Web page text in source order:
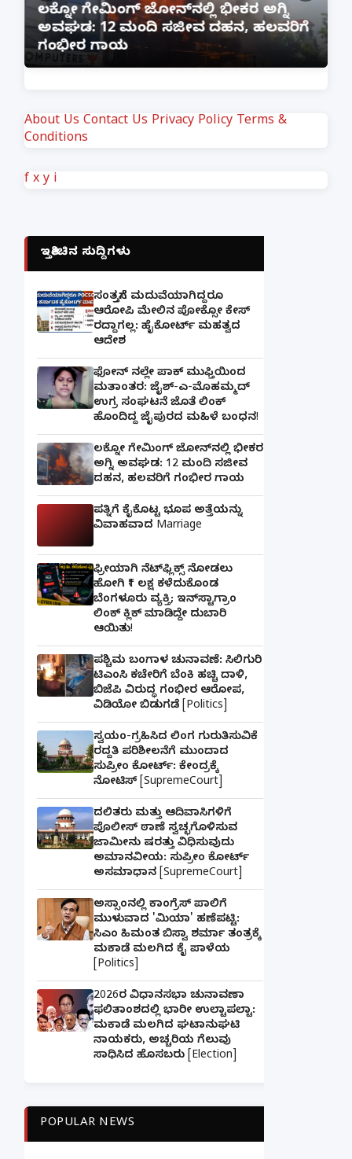
ಲಕ್ನೋ ಗೇಮಿಂಗ್ ಜೋನ್‌ನಲ್ಲಿ ಭೀಕರ ಅಗ್ನಿ
ಅವಘಡ: 12 ಮಂದಿ ಸಜೀವ ದಹನ, ಹಲವರಿಗೆ
ಗಂಭೀರ ಗಾಯ
About Us Contact Us Privacy Policy Terms &
Conditions
f x y i
ಇತ್ತೀಚಿನ ಸುದ್ದಿಗಳು
ಸಂತ್ರಸ್ತೆಗೆ ಮದುವೆಯಾಗಿದ್ದರೂ
ಆರೋಪಿ ಮೇಲಿನ ಪೋಕ್ಸೋ ಕೇಸ್
ರದ್ದಾಗಲ್ಲ: ಹೈಕೋರ್ಟ್ ಮಹತ್ವದ
ಆದೇಶ
ಫೋನ್ ನಲ್ಲೇ ಪಾಕ್ ಮುಫ್ತಿಯಿಂದ
ಮತಾಂತರ: ಜೈಶ್-ಎ-ಮೊಹಮ್ಮದ್
ಉಗ್ರ ಸಂಘಟನೆ ಜೊತೆ ಲಿಂಕ್
ಹೊಂದಿದ್ದ ಜೈಪುರದ ಮಹಿಳೆ ಬಂಧನ!
ಲಕ್ನೋ ಗೇಮಿಂಗ್ ಜೋನ್‌ನಲ್ಲಿ ಭೀಕರ
ಅಗ್ನಿ ಅವಘಡ: 12 ಮಂದಿ ಸಜೀವ
ದಹನ, ಹಲವರಿಗೆ ಗಂಭೀರ ಗಾಯ
ಪತ್ನಿಗೆ ಕೈಕೊಟ್ಟ ಭೂಪ ಅತ್ತೆಯನ್ನು
ವಿವಾಹವಾದ Marriage
ಫ್ರೀಯಾಗಿ ನೆಟ್‌ಫ್ಲಿಕ್ಸ್ ನೋಡಲು
ಹೋಗಿ ₹1 ಲಕ್ಷ ಕಳೆದುಕೊಂಡ
ಬೆಂಗಳೂರು ವ್ಯಕ್ತಿ; ಇನ್‌ಸ್ಟಾಗ್ರಾಂ
ಲಿಂಕ್ ಕ್ಲಿಕ್ ಮಾಡಿದ್ದೇ ದುಬಾರಿ
ಆಯಿತು!
ಪಶ್ಚಿಮ ಬಂಗಾಳ ಚುನಾವಣೆ: ಸಿಲಿಗುರಿ
ಟಿಎಂಸಿ ಕಚೇರಿಗೆ ಬೆಂಕಿ ಹಚ್ಚಿ ದಾಳಿ,
ಬಿಜೆಪಿ ವಿರುದ್ಧ ಗಂಭೀರ ಆರೋಪ,
ವಿಡಿಯೋ ಬಿಡುಗಡೆ [Politics]
ಸ್ವಯಂ-ಗ್ರಹಿಸಿದ ಲಿಂಗ ಗುರುತಿಸುವಿಕೆ
ರದ್ದತಿ ಪರಿಶೀಲನೆಗೆ ಮುಂದಾದ
ಸುಪ್ರೀಂ ಕೋರ್ಟ್: ಕೇಂದ್ರಕ್ಕೆ
ನೋಟಿಸ್ [SupremeCourt]
ದಲಿತರು ಮತ್ತು ಆದಿವಾಸಿಗಳಿಗೆ
ಪೊಲೀಸ್ ಠಾಣೆ ಸ್ವಚ್ಛಗೊಳಿಸುವ
ಜಾಮೀನು ಷರತ್ತು ವಿಧಿಸುವುದು
ಅಮಾನವೀಯ: ಸುಪ್ರೀಂ ಕೋರ್ಟ್
ಅಸಮಾಧಾನ [SupremeCourt]
ಅಸ್ಸಾಂನಲ್ಲಿ ಕಾಂಗ್ರೆಸ್ ಪಾಲಿಗೆ
ಮುಳುವಾದ 'ಮಿಯಾ' ಹಣೆಪಟ್ಟಿ:
ಸಿಎಂ ಹಿಮಂತ ಬಿಸ್ವಾ ಶರ್ಮಾ ತಂತ್ರಕ್ಕೆ
ಮಕಾಡೆ ಮಲಗಿದ ಕೈ ಪಾಳೆಯ
[Politics]
2026ರ ವಿಧಾನಸಭಾ ಚುನಾವಣಾ
ಫಲಿತಾಂಶದಲ್ಲಿ ಭಾರೀ ಉಲ್ಟಾಪಲ್ಟಾ:
ಮಕಾಡೆ ಮಲಗಿದ ಘಟಾನುಘಟಿ
ನಾಯಕರು, ಅಚ್ಚರಿಯ ಗೆಲುವು
ಸಾಧಿಸಿದ ಹೊಸಬರು [Election]
POPULAR NEWS